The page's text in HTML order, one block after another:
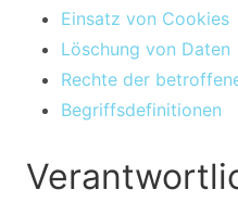
Einsatz von Cookies
Löschung von Daten
Rechte der
Begriffsdefinitionen